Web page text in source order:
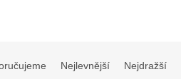
Nejlevnější Nejdražší